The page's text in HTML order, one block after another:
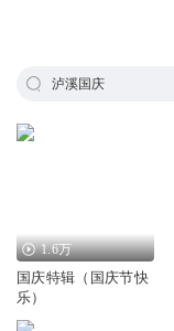
泸溪国庆
1.6万
国庆特辑（国庆节快
乐）